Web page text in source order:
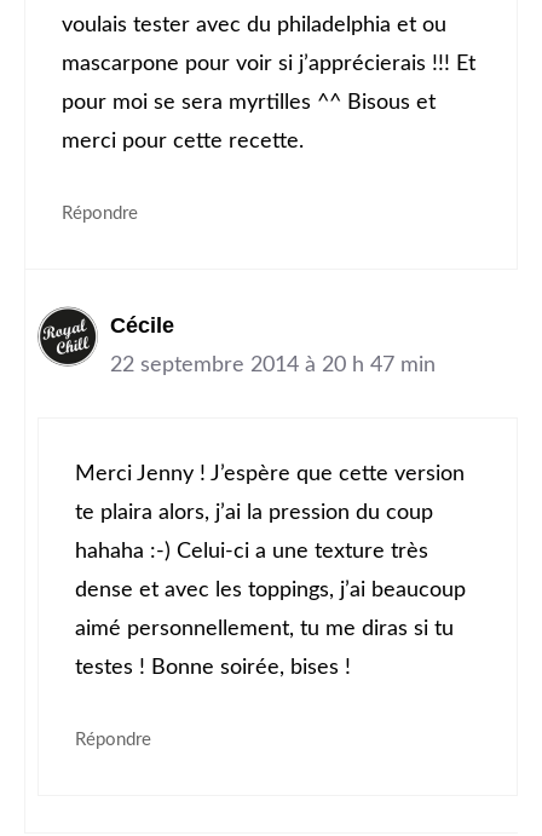
voulais tester avec du philadelphia et ou
mascarpone pour voir si j’apprécierais !!! Et
pour moi se sera myrtilles ^^ Bisous et
merci pour cette recette.
Répondre
Cécile
22 septembre 2014 à 20 h 47 min
Merci Jenny ! J’espère que cette version
te plaira alors, j’ai la pression du coup
hahaha :-) Celui-ci a une texture très
dense et avec les toppings, j’ai beaucoup
aimé personnellement, tu me diras si tu
testes ! Bonne soirée, bises !
Répondre